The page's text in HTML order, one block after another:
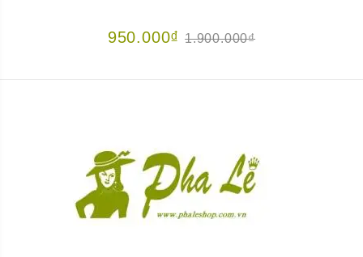
950.000₫1.900.000₫